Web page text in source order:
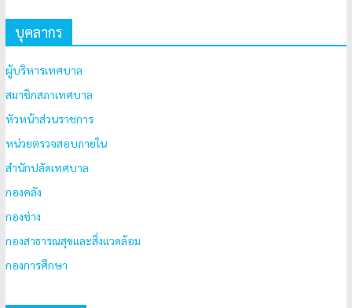
บุคลากร
ผู้บริหารเทศบาล
สมาชิกสภาเทศบาล
หัวหน้าส่วนราชการ
หน่วยตรวจสอบภายใน
สำนักปลัดเทศบาล
กองคลัง
กองช่าง
กองสาธารณสุขและสิ่งแวดล้อม
กองการศึกษา